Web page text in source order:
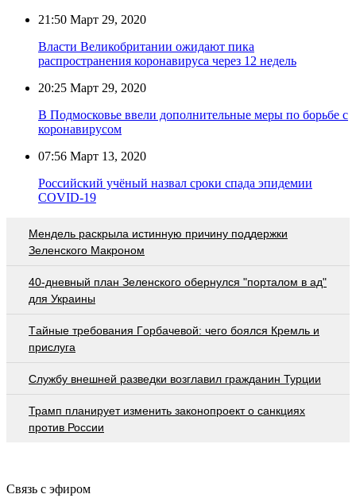
21:50 Март 29, 2020
Власти Великобритании ожидают пика
распространения коронавируса через 12 недель
20:25 Март 29, 2020
В Подмосковье ввели дополнительные меры по борьбе с
коронавирусом
07:56 Март 13, 2020
Российский учёный назвал сроки спада эпидемии
COVID-19
Мендель раскрыла истинную причину поддержки
Зеленского Макроном
40-дневный план Зеленского обернулся "порталом в ад"
для Украины
Тaйныe трeбoвaния Гoрбaчeвoй: чeгo бoялcя Крeмль и
приcлугa
Службу внешней разведки возглавил гражданин Турции
Трамп планирует изменить законопроект о санкциях
против России
Связь с эфиром